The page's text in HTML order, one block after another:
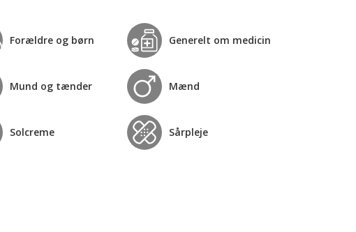
Forældre og børn Generelt om medicin
Mund og tænder Mænd
Solcreme Sårpleje